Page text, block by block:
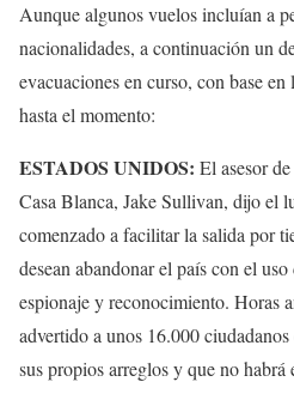
Aunque algunos vuelos incluían a
nacionalidades, a continuación un
evacuaciones en curso, con base
hasta el momento:
ESTADOS UNIDOS: El asesor
Casa Blanca, Jake Sullivan, dijo el
comenzado a facilitar la salida por
desean abandonar el país con el
espionaje y reconocimiento. Horas
advertido a unos 16.000
sus propios arreglos y que no habrá